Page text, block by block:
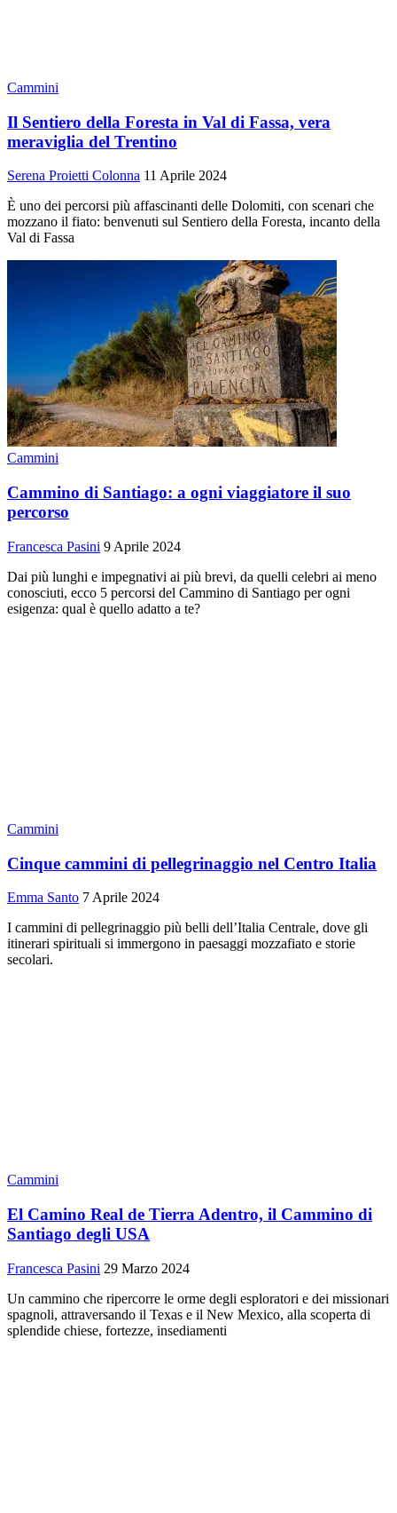
Cammini
Il Sentiero della Foresta in Val di Fassa, vera
meraviglia del Trentino
Serena Proietti Colonna 11 Aprile 2024
È uno dei percorsi più affascinanti delle Dolomiti, con scenari che
mozzano il fiato: benvenuti sul Sentiero della Foresta, incanto della
Val di Fassa
Cammini
Cammino di Santiago: a ogni viaggiatore il suo
percorso
Francesca Pasini 9 Aprile 2024
Dai più lunghi e impegnativi ai più brevi, da quelli celebri ai meno
conosciuti, ecco 5 percorsi del Cammino di Santiago per ogni
esigenza: qual è quello adatto a te?
Cammini
Cinque cammini di pellegrinaggio nel Centro Italia
Emma Santo 7 Aprile 2024
I cammini di pellegrinaggio più belli dell’Italia Centrale, dove gli
itinerari spirituali si immergono in paesaggi mozzafiato e storie
secolari.
Cammini
El Camino Real de Tierra Adentro, il Cammino di
Santiago degli USA
Francesca Pasini 29 Marzo 2024
Un cammino che ripercorre le orme degli esploratori e dei missionari
spagnoli, attraversando il Texas e il New Mexico, alla scoperta di
splendide chiese, fortezze, insediamenti